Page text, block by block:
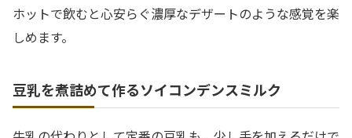
ホットで飲むと心安らぐ濃厚なデザートのような感覚を楽
しめます。
豆乳を煮詰めて作るソイコンデンスミルク